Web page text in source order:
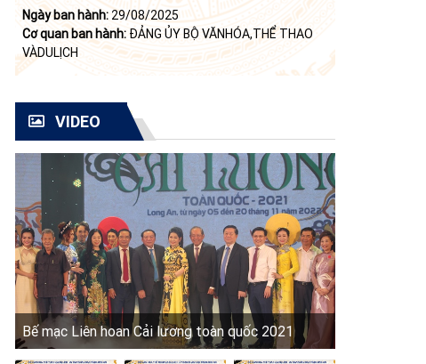
Ngày ban hành: 29/08/2025
Cơ quan ban hành: ĐẢNG ỦY BỘ VĂNHÓA,THỂ THAO
VÀDULỊCH
VIDEO
Bế mạc Liên hoan Cải lương toàn quốc 2021